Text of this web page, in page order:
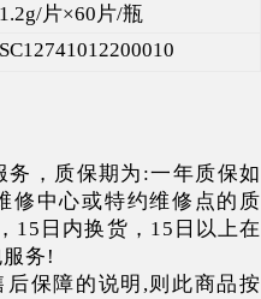
1.2g/片×60片/瓶
SC12741012200010
，质保期为:一年质保如
修中心或特约维修点的质
15日内换货，15日以上在
务!
保障的说明,则此商品按